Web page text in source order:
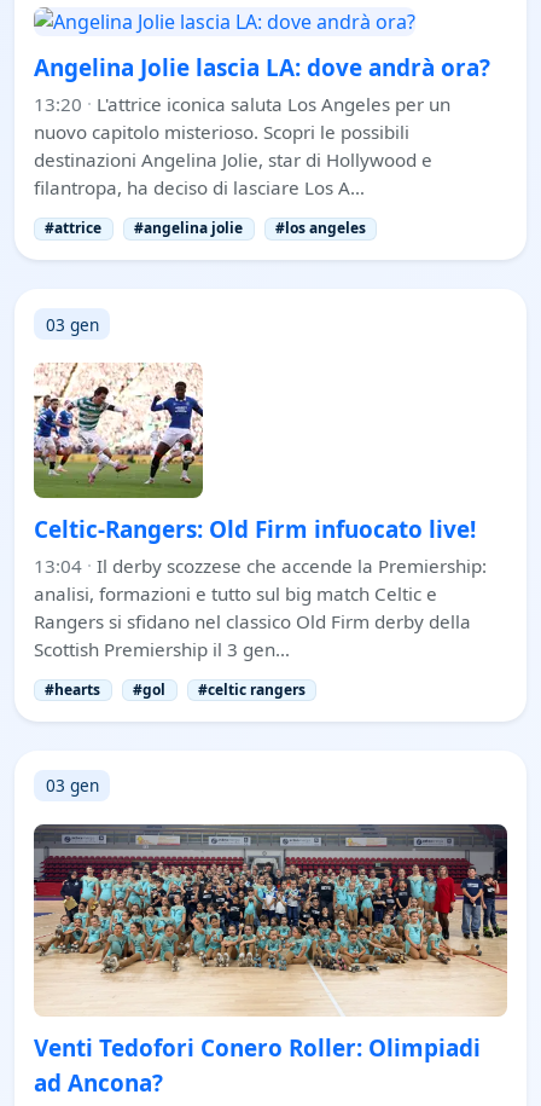
Angelina Jolie lascia LA: dove andrà ora?
13:20 · L'attrice iconica saluta Los Angeles per un
nuovo capitolo misterioso. Scopri le possibili
destinazioni Angelina Jolie, star di Hollywood e
filantropa, ha deciso di lasciare Los A…
#attrice #angelina jolie #los angeles
03 gen
Celtic-Rangers: Old Firm infuocato live!
13:04 · Il derby scozzese che accende la Premiership:
analisi, formazioni e tutto sul big match Celtic e
Rangers si sfidano nel classico Old Firm derby della
Scottish Premiership il 3 gen…
#hearts #gol #celtic rangers
03 gen
Venti Tedofori Conero Roller: Olimpiadi
ad Ancona?